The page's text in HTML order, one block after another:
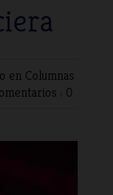
en Columnas
: 0